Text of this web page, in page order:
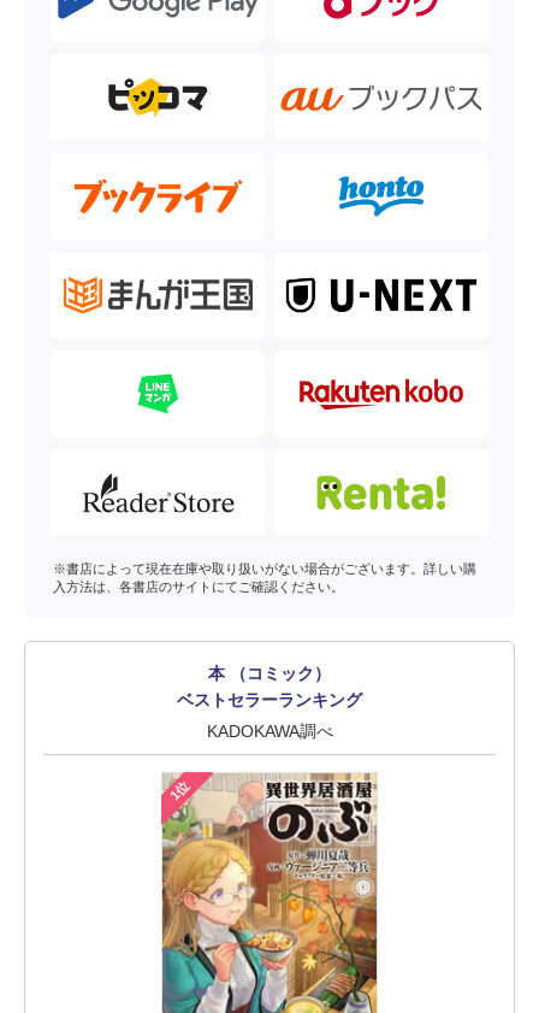
※書店によって現在在庫や取り扱いがない場合がございます。詳しい購
入方法は、各書店のサイトにてご確認ください。
本 （コミック）
ベストセラーランキング
KADOKAWA調べ
1位